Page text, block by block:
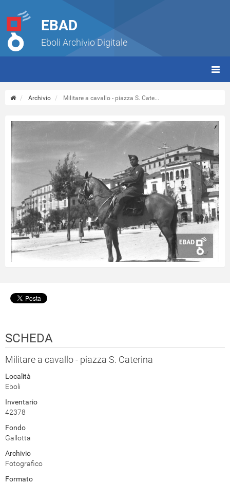
EBAD
Eboli Archivio Digitale
Archivio Militare a cavallo - piazza S. Cate...
SCHEDA
Militare a cavallo - piazza S. Caterina
Località
Eboli
Inventario
42378
Fondo
Gallotta
Archivio
Fotografico
Formato